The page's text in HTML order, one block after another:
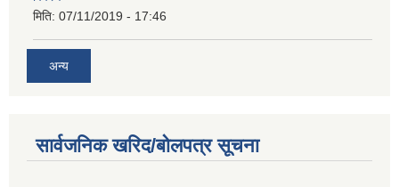
मिति: 07/11/2019 - 17:46
अन्य
सार्वजनिक खरिद/बोलपत्र सूचना